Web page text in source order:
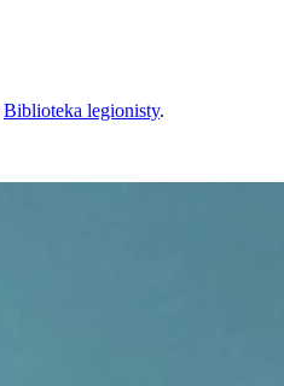
Biblioteka legionisty.